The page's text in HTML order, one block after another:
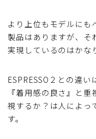
より上位もモデルにも
製品はありますが、そ
実現しているのはかな
ESPRESSO２との違
『着用感の良さ』と
視するか？は人によっ
す。